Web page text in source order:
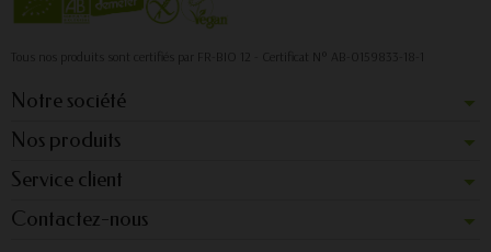
Tous nos produits sont certifiés par FR-BIO 12 - Certificat N° AB-0159833-18-1
Notre société
Nos produits
Service client
Contactez-nous